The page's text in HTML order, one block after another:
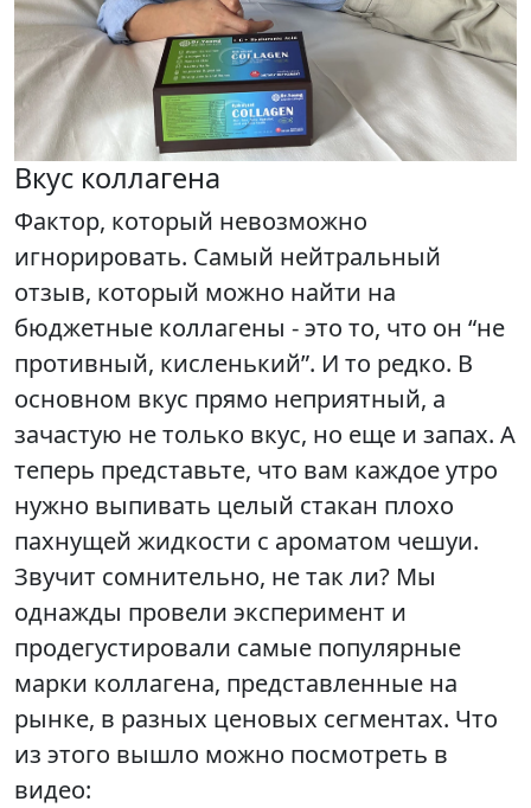
Вкус коллагена
Фактор, который невозможно
игнорировать. Самый нейтральный
отзыв, который можно найти на
бюджетные коллагены - это то, что он “не
противный, кисленький”. И то редко. В
основном вкус прямо неприятный, а
зачастую не только вкус, но еще и запах. А
теперь представьте, что вам каждое утро
нужно выпивать целый стакан плохо
пахнущей жидкости с ароматом чешуи.
Звучит сомнительно, не так ли? Мы
однажды провели эксперимент и
продегустировали самые популярные
марки коллагена, представленные на
рынке, в разных ценовых сегментах. Что
из этого вышло можно посмотреть в
видео: